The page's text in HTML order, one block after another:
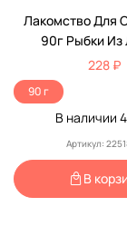
Лакомство Для
90г Рыбки Из
228 ₽
90 г
В наличии
Артикул:
В